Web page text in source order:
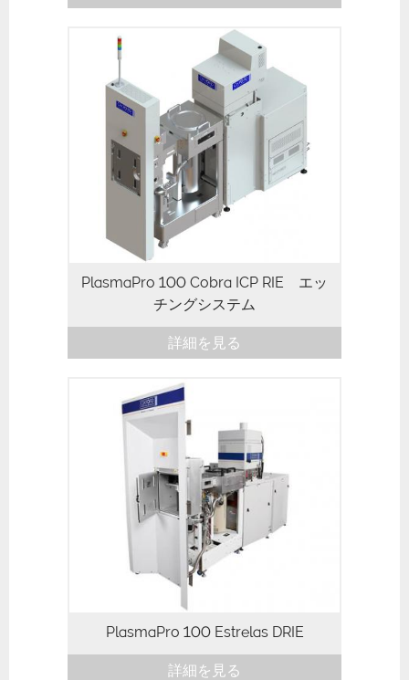
PlasmaPro 100 Cobra ICP RIE エッ
チングシステム
詳細を見る
PlasmaPro 100 Estrelas DRIE
詳細を見る